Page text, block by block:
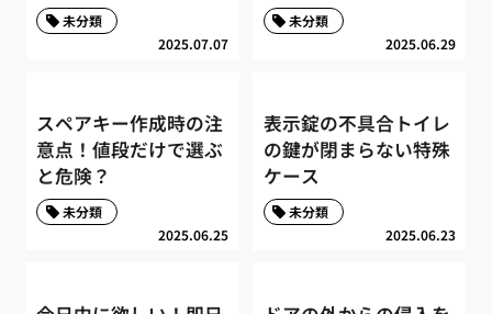
2025.07.07
未分類
2025.06.29
未分類
スペアキー作成時の注
意点！値段だけで選ぶ
と危険？
2025.06.25
未分類
表示錠の不具合トイレ
の鍵が閉まらない特殊
ケース
2025.06.23
未分類